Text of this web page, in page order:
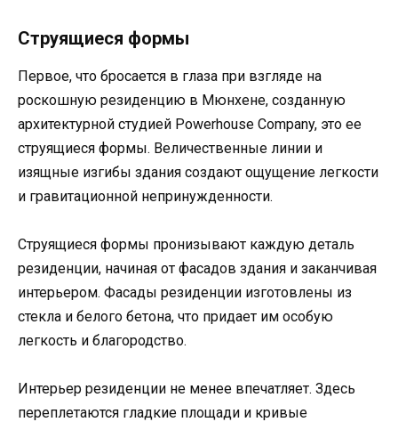
Струящиеся формы
Первое, что бросается в глаза при взгляде на
роскошную резиденцию в Мюнхене, созданную
архитектурной студией Powerhouse Company, это ее
струящиеся формы. Величественные линии и
изящные изгибы здания создают ощущение легкости
и гравитационной непринужденности.
Струящиеся формы пронизывают каждую деталь
резиденции, начиная от фасадов здания и заканчивая
интерьером. Фасады резиденции изготовлены из
стекла и белого бетона, что придает им особую
легкость и благородство.
Интерьер резиденции не менее впечатляет. Здесь
переплетаются гладкие площади и кривые